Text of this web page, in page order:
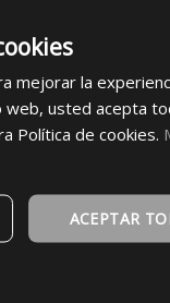
terrazas
en
áticos
especial.
Ya sea
en plena
mejorar la
web, usted acepta
Política de cookies.
ACEPTAR